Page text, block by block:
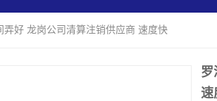
好 龙岗公司清算注销供应商 速度快
罗
速